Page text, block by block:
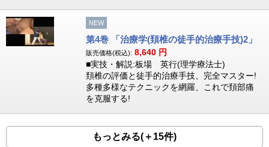
NEW
第4巻 「治療学(頚椎の徒手的治療手技)2」
販売価格(税込): 8,640 円
■実技・解説:板場 英行(理学療法士)
頚椎の評価と徒手的治療手技、完全マスター!
多種多様なテクニックを網羅、これで頚部痛
を克服する!
もっとみる(＋15件)